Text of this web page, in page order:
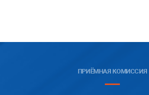
ПРИЁМНАЯ КОМИССИЯ